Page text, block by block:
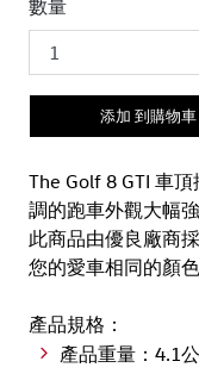
數量
添加 到購物車
The Golf 8 GTI 車
調的跑車外觀大幅
此商品由優良廠商
您的愛車相同的顏色
產品規格：
產品重量：4.1